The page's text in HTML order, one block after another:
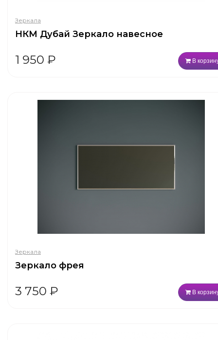
Зеркала
НКМ Дубай Зеркало навесное
1 950 ₽ В
Зеркала
Зеркало фрея
3 750 ₽ В